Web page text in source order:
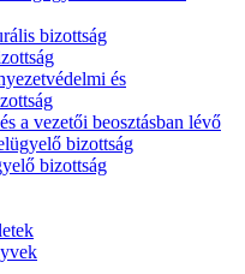
bizottság
és
a vezetői beosztásban lévő
bizottság
bizottság